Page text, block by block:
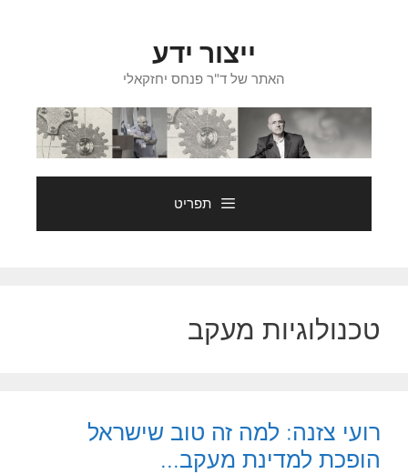
ייצור ידע
האתר של ד"ר פנחס יחזקאלי
תפריט
טכנולוגיות מעקב
רועי צזנה: למה זה טוב שישראל
הופכת למדינת מעקב…